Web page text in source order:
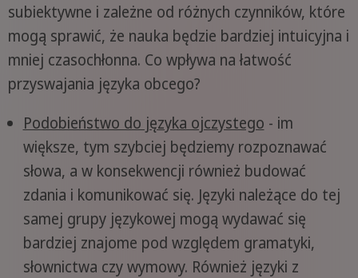
subiektywne i zależne od różnych czynników, które
mogą sprawić, że nauka będzie bardziej intuicyjna i
mniej czasochłonna. Co wpływa na łatwość
przyswajania języka obcego?
Podobieństwo do języka ojczystego - im
większe, tym szybciej będziemy rozpoznawać
słowa, a w konsekwencji również budować
zdania i komunikować się. Języki należące do tej
samej grupy językowej mogą wydawać się
bardziej znajome pod względem gramatyki,
słownictwa czy wymowy. Również języki z